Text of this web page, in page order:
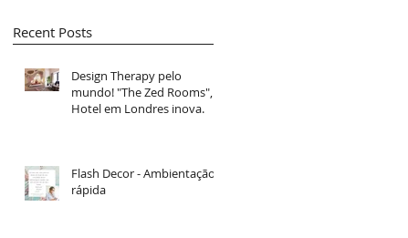
Recent Posts
Design Therapy pelo
mundo! "The Zed Rooms",
Hotel em Londres inova.
Flash Decor - Ambientação
rápida